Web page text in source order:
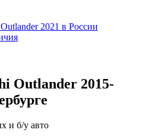
2021 в России
Outlander 2015-
и б/у авто